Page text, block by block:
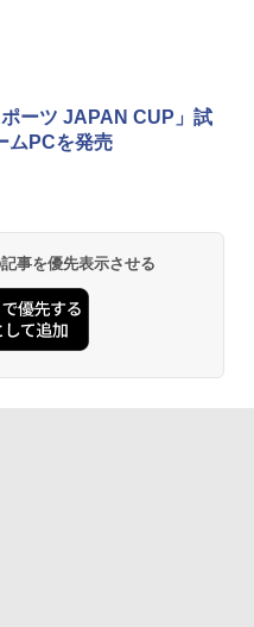
ーツ JAPAN CUP」試
ムPCを発売
事を優先表示させる